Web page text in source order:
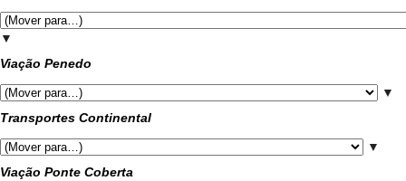
▼
Viação Penedo
▼
Transportes Continental
▼
Viação Ponte Coberta